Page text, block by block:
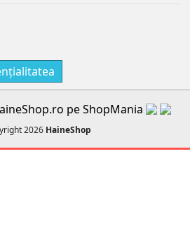
2026 HaineShop